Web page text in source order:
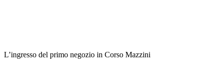
L’ingresso del primo negozio in Corso Mazzini